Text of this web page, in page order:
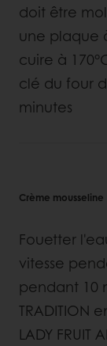
doit être
une plaque
cuire à
clé du four
minutes
Crème mousseline
Fouetter
vitesse
pendant 10
TRADITION
LADY FRUIT